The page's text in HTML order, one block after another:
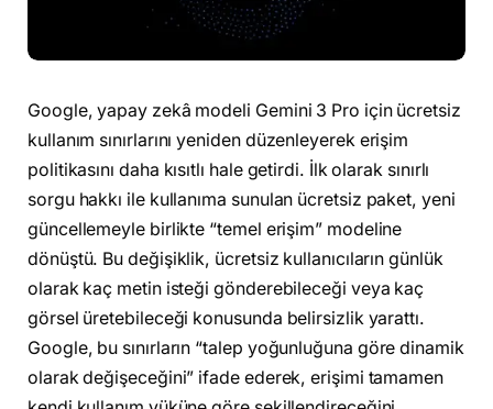
Google, yapay zekâ modeli Gemini 3 Pro için ücretsiz
kullanım sınırlarını yeniden düzenleyerek erişim
politikasını daha kısıtlı hale getirdi. İlk olarak sınırlı
sorgu hakkı ile kullanıma sunulan ücretsiz paket, yeni
güncellemeyle birlikte “temel erişim” modeline
dönüştü. Bu değişiklik, ücretsiz kullanıcıların günlük
olarak kaç metin isteği gönderebileceği veya kaç
görsel üretebileceği konusunda belirsizlik yarattı.
Google, bu sınırların “talep yoğunluğuna göre dinamik
olarak değişeceğini” ifade ederek, erişimi tamamen